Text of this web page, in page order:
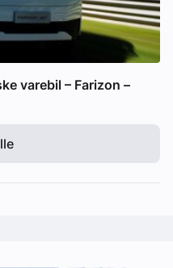
varebil – Farizon –